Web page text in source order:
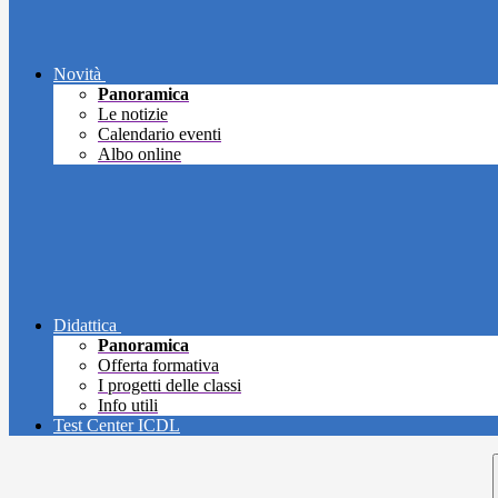
Novità
Panoramica
Le notizie
Calendario eventi
Albo online
Didattica
Panoramica
Offerta formativa
I progetti delle classi
Info utili
Test Center ICDL